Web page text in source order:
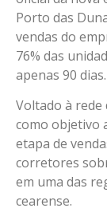
Porto das
vendas do
76% das
apenas 90 dias.
Voltado à rede
como objetivo
etapa de
corretores
em uma das
cearense.